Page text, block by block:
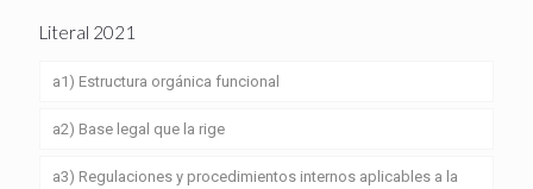
Literal 2021
a1) Estructura orgánica funcional
a2) Base legal que la rige
a3) Regulaciones y procedimientos internos aplicables a la